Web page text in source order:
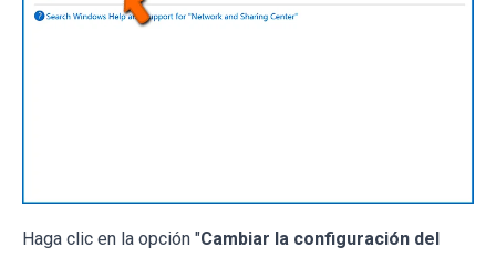
Haga clic en la opción "Cambiar la configuración del